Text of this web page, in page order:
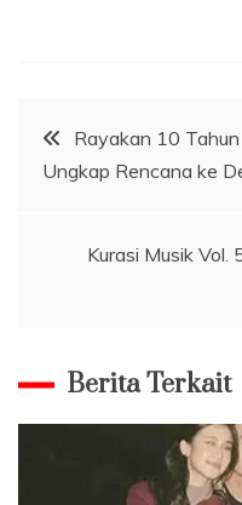
Navigasi
pos
Rayakan 10
Ungkap Rencana ke
Kurasi Musik Vol.
Berita Terkait